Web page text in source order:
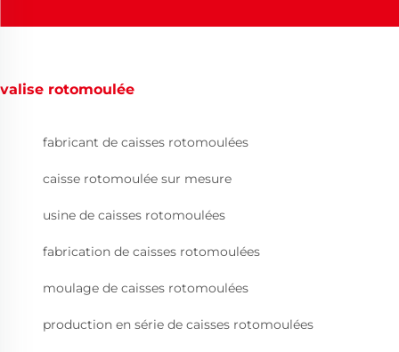
valise rotomoulée
fabricant de caisses rotomoulées
caisse rotomoulée sur mesure
usine de caisses rotomoulées
fabrication de caisses rotomoulées
moulage de caisses rotomoulées
production en série de caisses rotomoulées